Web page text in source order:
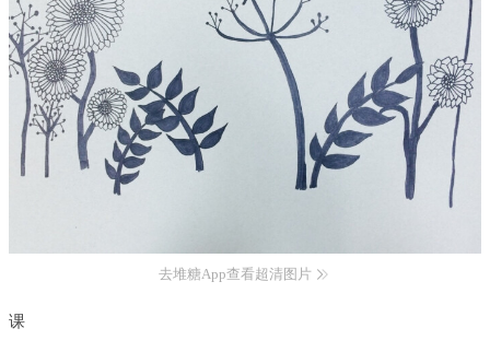
去堆糖App查看超清图片
课